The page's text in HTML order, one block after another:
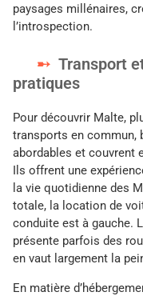
paysages millénaires,
l’introspection.
Transport
pratiques
Pour découvrir Malte,
transports en commun,
abordables et couvrent
Ils offrent une
la vie quotidienne des
totale, la location de
conduite est à gauche.
présente parfois des
en vaut largement la
En matière